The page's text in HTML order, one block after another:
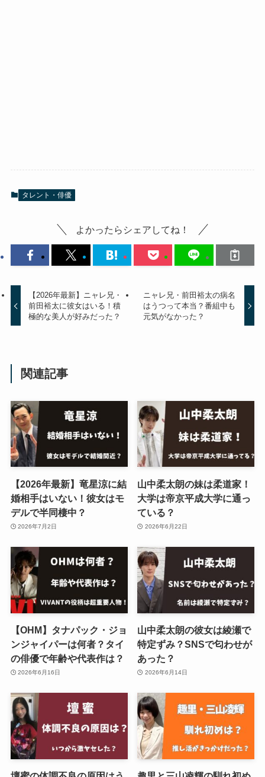
タレント・俳優
よかったらシェアしてね！
【2026年最新】ニャレ兄・
前田裕太に彼女はいる！積
極的な美人が好みだった？
ニャレ兄・前田裕太の病名
はうつって本当？番組中も
元気がなかった？
関連記事
【2026年最新】竜星涼に結
婚相手はいない！彼女はモ
デルで半同棲中？
2026年7月2日
山中柔太朗の妹は柔道家！
大学は帝京平成大学に通っ
ている？
2026年6月22日
【OHM】タナパック・ジョ
ンジャイパーは何者？タイ
の俳優で年齢や代表作は？
2026年6月16日
山中柔太朗の彼女は綾瀬で
特定ずみ？SNSで匂わせが
あった？
2026年6月14日